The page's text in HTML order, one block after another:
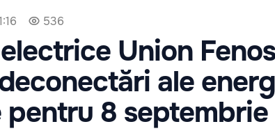
536
Union
ale
8 septembrie